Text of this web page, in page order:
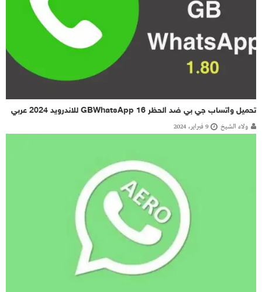
تحميل واتساب جي بي ضد الحظر GBWhatsApp 16 للاندرويد 2024 عربي
ولاء الشيخ 9 فبراير، 2024